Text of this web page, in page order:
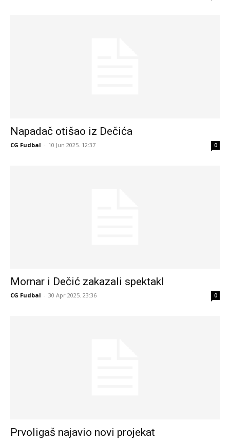
Napadač otišao iz Dečića
CG Fudbal - 10 Jun 2025. 12:37 0
Mornar i Dečić zakazali spektakl
CG Fudbal - 30 Apr 2025. 23:36 0
Prvoligaš najavio novi projekat